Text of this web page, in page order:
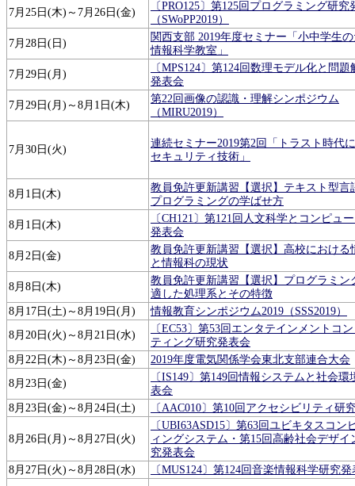
7月25日(木)～7月26日(金)
〔PRO125〕第125回プログラミング研究
（SWoPP2019）
7月28日(日)
関西支部 2019年度セミナー「小中学生
情報科学教室」
7月29日(月)
〔MPS124〕第124回数理モデル化と問題
発表会
7月29日(月)～8月1日(木)
第22回画像の認識・理解シンポジウム
（MIRU2019）
7月30日(火)
連続セミナー2019第2回「トラスト時代
セキュリティ技術」
8月1日(木)
教員免許更新講習【選択】テキスト型言
プログラミングの学ばせ方
8月1日(木)
〔CH121〕第121回人文科学とコンピュ
発表会
8月2日(金)
教員免許更新講習【選択】高校における
と情報科の現状
8月8日(木)
教員免許更新講習【選択】プログラミン
適した処理系とその特徴
8月17日(土)～8月19日(月)
情報教育シンポジウム2019（SSS2019）
8月20日(火)～8月21日(水)
〔EC53〕第53回エンタテインメントコ
ティング研究発表会
8月22日(木)～8月23日(金)
2019年度電気関係学会東北支部連合大会
8月23日(金)
〔IS149〕第149回情報システムと社会環
表会
8月23日(金)～8月24日(土)
〔AAC010〕第10回アクセシビリティ研
8月26日(月)～8月27日(火)
〔UBI63ASD15〕第63回ユビキタスコン
ィングシステム・第15回高齢社会デザイ
究発表会
8月27日(火)～8月28日(水)
〔MUS124〕第124回音楽情報科学研究発